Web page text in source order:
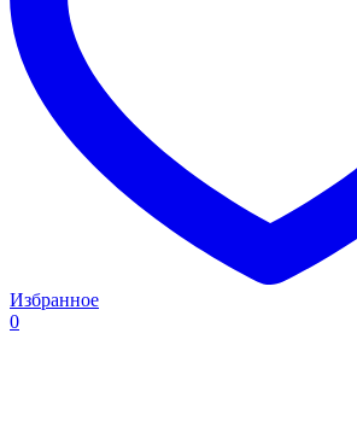
Избранное
0